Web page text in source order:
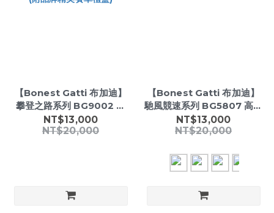
【Bonest Gatti 布加迪】
攀登之路系列 BG9002 酒
桶款 雙面鏤空 夜光 3D立體
登山者錶盤 20顆寶石軸承
NT$13,000
NT$20,000
【Bonest Gatti 布加迪】
馳風競速系列 BG5807 高透
水晶錶殼 雙面鏤空 夜光 機械
手錶 (附品牌精美賽車禮盒)
NT$13,000
NT$20,000